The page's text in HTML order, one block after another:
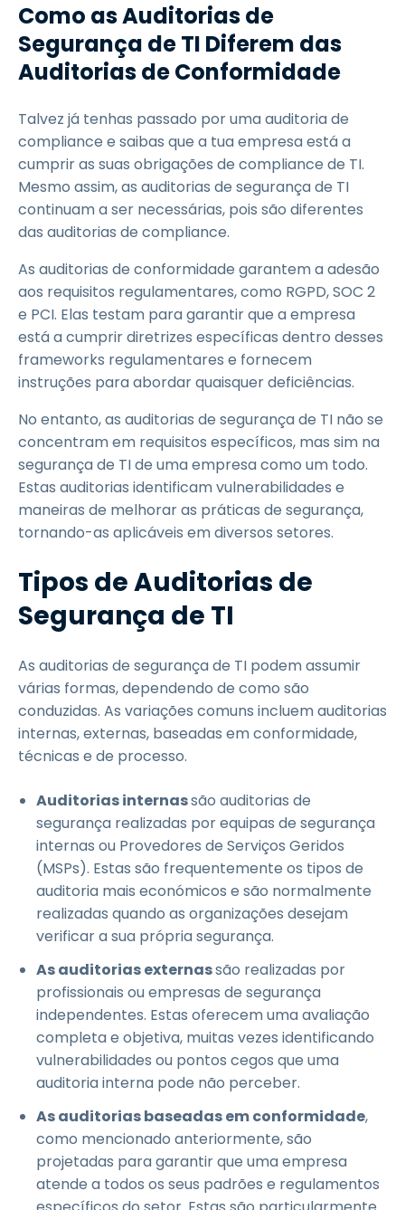
Como as Auditorias de
Segurança de TI Diferem das
Auditorias de Conformidade
Talvez já tenhas passado por uma auditoria de
compliance e saibas que a tua empresa está a
cumprir as suas obrigações de compliance de TI.
Mesmo assim, as auditorias de segurança de TI
continuam a ser necessárias, pois são diferentes
das auditorias de compliance.
As auditorias de conformidade garantem a adesão
aos requisitos regulamentares, como RGPD, SOC 2
e PCI. Elas testam para garantir que a empresa
está a cumprir diretrizes específicas dentro desses
frameworks regulamentares e fornecem
instruções para abordar quaisquer deficiências.
No entanto, as auditorias de segurança de TI não se
concentram em requisitos específicos, mas sim na
segurança de TI de uma empresa como um todo.
Estas auditorias identificam vulnerabilidades e
maneiras de melhorar as práticas de segurança,
tornando-as aplicáveis em diversos setores.
Tipos de Auditorias de
Segurança de TI
As auditorias de segurança de TI podem assumir
várias formas, dependendo de como são
conduzidas. As variações comuns incluem auditorias
internas, externas, baseadas em conformidade,
técnicas e de processo.
Auditorias internassão auditorias de
segurança realizadas por equipas de segurança
internas ou Provedores de Serviços Geridos
(MSPs). Estas são frequentemente os tipos de
auditoria mais económicos e são normalmente
realizadas quando as organizações desejam
verificar a sua própria segurança.
As auditorias externassão realizadas por
profissionais ou empresas de segurança
independentes. Estas oferecem uma avaliação
completa e objetiva, muitas vezes identificando
vulnerabilidades ou pontos cegos que uma
auditoria interna pode não perceber.
As auditorias baseadas em conformidade,
como mencionado anteriormente, são
projetadas para garantir que uma empresa
atende a todos os seus padrões e regulamentos